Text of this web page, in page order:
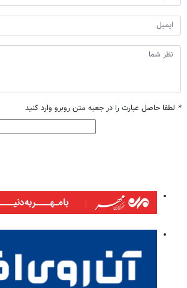
* لطفا حاصل عبارت را در جعبه متن روبرو وارد کنید